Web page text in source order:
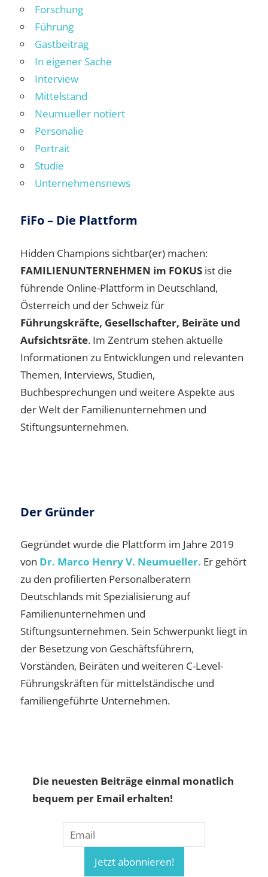
Forschung
Führung
Gastbeitrag
In eigener Sache
Interview
Mittelstand
Neumueller notiert
Personalie
Portrait
Studie
Unternehmensnews
FiFo – Die Plattform
Hidden Champions sichtbar(er) machen:
FAMILIENUNTERNEHMEN im FOKUS ist die
führende Online-Plattform in Deutschland,
Österreich und der Schweiz für
Führungskräfte, Gesellschafter, Beiräte und
Aufsichtsräte. Im Zentrum stehen aktuelle
Informationen zu Entwicklungen und relevanten
Themen, Interviews, Studien,
Buchbesprechungen und weitere Aspekte aus
der Welt der Familienunternehmen und
Stiftungsunternehmen.
Der Gründer
Gegründet wurde die Plattform im Jahre 2019
von Dr. Marco Henry V. Neumueller. Er gehört
zu den profilierten Personalberatern
Deutschlands mit Spezialisierung auf
Familienunternehmen und
Stiftungsunternehmen. Sein Schwerpunkt liegt in
der Besetzung von Geschäftsführern,
Vorständen, Beiräten und weiteren C-Level-
Führungskräften für mittelständische und
familiengeführte Unternehmen.
Die neuesten Beiträge einmal monatlich
bequem per Email erhalten!